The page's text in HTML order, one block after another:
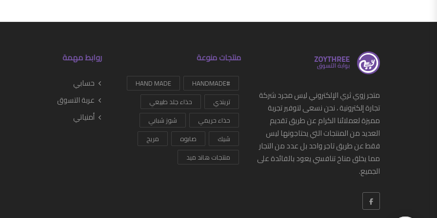
متجر زوي ثري الإلكتروني ليس مجرد شركة
تجارة إلكترونية ، نحن نسعى لتوفير تجربة
مميزة لعملائنا الكرام عن طريق تقديم
العديد من المنتجات التي يحتاجونها ليس
فقط عن طريق تاجر واحد بل عدد من التجار
مما يخلق مناخ تنافسي يعود بالفائدة على
الجميع.
منتجات منوعة
#HANDMADE
HAND MADE
تريندي
حذاء جلد طبيعي
حذاء حريمي
شوز شبابي
شيك
صابوه
مريح
منتجات هاند ميد
روابط مهمة
حسابي
عربة التسوق
أمنياتي